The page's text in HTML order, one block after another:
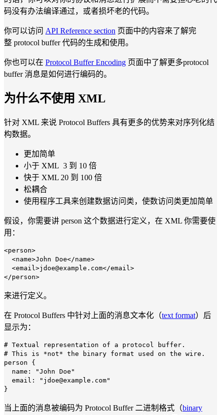
码没有办法编译通过，或者损坏老的代码。
你可以访问 API Reference section 页面中的内容来了解完
整 protocol buffer 代码的生成和使用。
你也可以在 Protocol Buffer Encoding 页面中了解更多protocol
buffer 消息是如何进行编码的。
为什么不使用 XML
针对 XML 来说 Protocol Buffers 具有更多的优势来对序列化结
构数据。
更加简单
小于 XML 3 到 10 倍
快于 XML 20 到 100 倍
松耦合
使用程序工具来创建数据访问类，使数访问类更加简单
假设，你需要讲 person 这个数据进行定义，在 XML 你需要使
用：
<person>
<name>John Doe</name>
<email>jdoe@example .com</email>
</person>
来进行定义。
在 Protocol Buffers 中针对上面的消息文本化（text format）后
显示为：
# Textual representation of a protocol buffer.
# This is *not* the binary format used on the wire.
person {
name:
"John Doe"
email:
"jdoe@example.com"
}
当上面的消息被编码为 Protocol Buffer 二进制格式（binary